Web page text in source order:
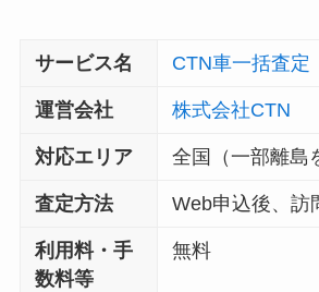
サービス名 CTN車一括査定
運営会社 株式会社CTN
対応エリア 全国（一部離島
査定方法 Web申込後、訪
利用料・手
数料等
無料